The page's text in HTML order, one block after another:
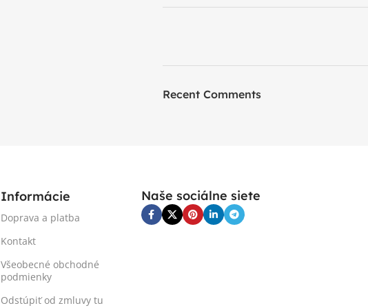
HP Envy 34
Recent Comments
Informácie
Doprava a platba
Kontakt
Všeobecné obchodné
podmienky
Odstúpiť od zmluvy tu
Naše sociálne siete